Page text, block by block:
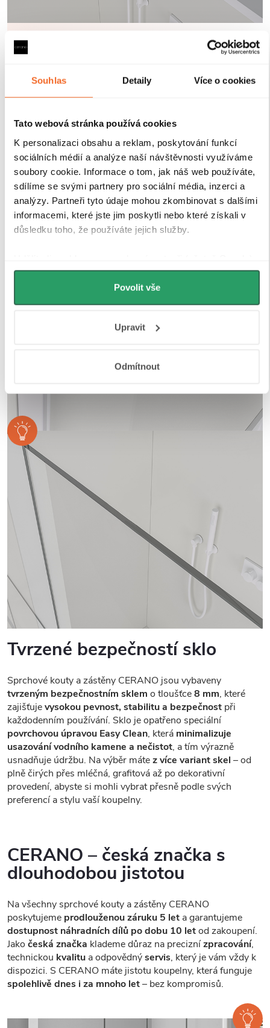
Souhlas Detaily Více o cookies
Tato webová stránka používá cookies
K personalizaci obsahu a reklam, poskytování funkcí
sociálních médií a analýze naší návštěvnosti využíváme
soubory cookie. Informace o tom, jak náš web používáte,
sdílíme se svými partnery pro sociální média, inzerci a
analýzy. Partneři tyto údaje mohou zkombinovat s dalšími
informacemi, které jste jim poskytli nebo které získali v
důsledku toho, že používáte jejich služby.
můžeme používat cookies pro analytiku a
personalizovanou reklamu. Jak Google zpracovává
osobní údaje najdete na stránkách
Povolit vše
Upravit
Odmítnout
Robustní profily pro
tloušťce 1,5 cm, které zajišťujípevné uchycení skla a
stabilitu celé konstrukce
drobných nerovností stěnje instalace rychlá, přesná a
bez nutnosti dalších stavebních zásahů.Antikorozní
úprava navíc garantuje dlouhou životnost i při
každodenním používání v náročném koupelnovém
prostředí..
Tvrzené bezpečností sklo
Sprchové kouty a zástěny CERANO jsou vybaveny
tvrzeným bezpečnostním sklem o tloušťce8 mm, které
zajišťujevysokou pevnost, stabilitu a bezpečnost při
každodenním používání. Sklo je opatřeno speciální
povrchovou úpravou Easy Clean, která minimalizuje
usazování vodního kamene a nečistot, a tím výrazně
usnadňuje údržbu. Na výběr mátez více variant skel – od
plně čirých přes mléčná, grafitová až po dekorativní
provedení, abyste si mohli vybrat přesně podle svých
preferencí a stylu vaší koupelny.
CERANO – česká značka s
dlouhodobou jistotou
Na všechny sprchové kouty a zástěny CERANO
poskytujeme prodlouženou záruku 5 let a garantujeme
dostupnost náhradních dílů po dobu 10 letod zakoupení.
Jako česká značka klademe důraz na preciznízpracování,
technickou kvalitu a odpovědnýservis, který je vám vždy k
dispozici. S CERANO máte jistotu koupelny, která funguje
spolehlivě dnes i za mnoho let– bez kompromisů.